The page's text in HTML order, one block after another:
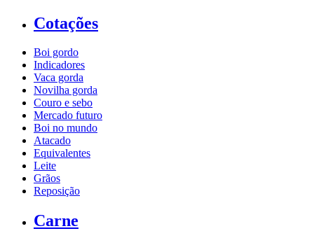
Cotações
Boi gordo
Indicadores
Vaca gorda
Novilha gorda
Couro e sebo
Mercado futuro
Boi no mundo
Atacado
Equivalentes
Leite
Grãos
Reposição
Carne